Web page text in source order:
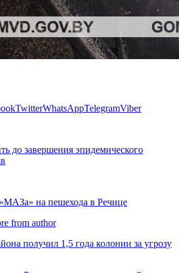
TwitterWhatsAppTelegramViber
до завершения эпидемического
на пешехода в Речице
from author
получил 1,5 года колонии за угрозу